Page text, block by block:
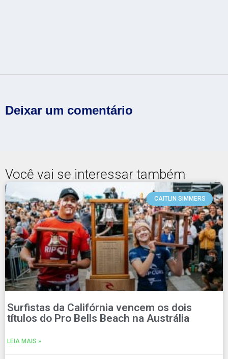
Deixar um comentário
Você vai se interessar também
CAITLIN SIMMERS
Surfistas da Califórnia vencem os dois
títulos do Pro Bells Beach na Austrália
LEIA MAIS »